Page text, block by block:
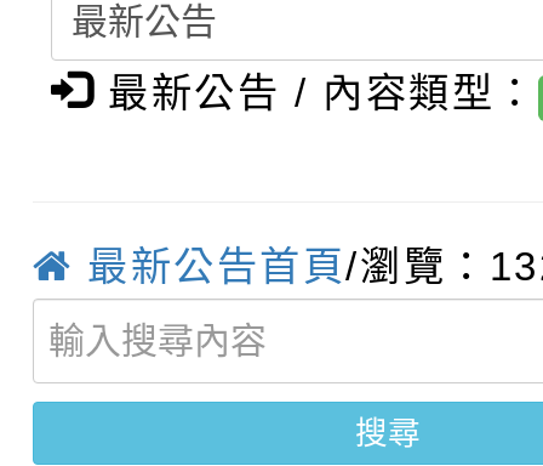
結果(第3招)
程資訊」、「暑期親子
「祖孫樂淘桃」、「愛
報，惠請貴機關(學校)
宣導。
「校園短影音徵選活動
員」簡章及活動海報，
115學年度新生訓練注
學年度第1學期第7次代
結果(第10招)
【甄選結果(第2招)】
學年度第1學期第9次代
轉知：本市公務人員協
9月16日本府B2大禮堂
函轉運動部全民運動
最新公告 / 內容類型：
最新公告首頁/瀏覽：
搜尋